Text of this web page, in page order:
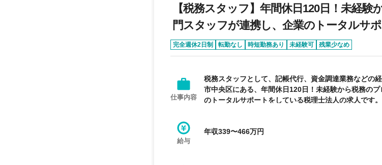
【税務スタッフ】年間休日120日！未経
門スタッフが連携し、企業のトータルサ
完全週休2日制 転勤なし 時短勤務あり 未経験可 残業少なめ
仕事内容
税務スタッフとして、記帳代行、資金調達業務などの
市中央区にある、年間休日120日！未経験から税務の
のトータルサポートをしている税理士法人の求人です。
給与
年収339〜466万円